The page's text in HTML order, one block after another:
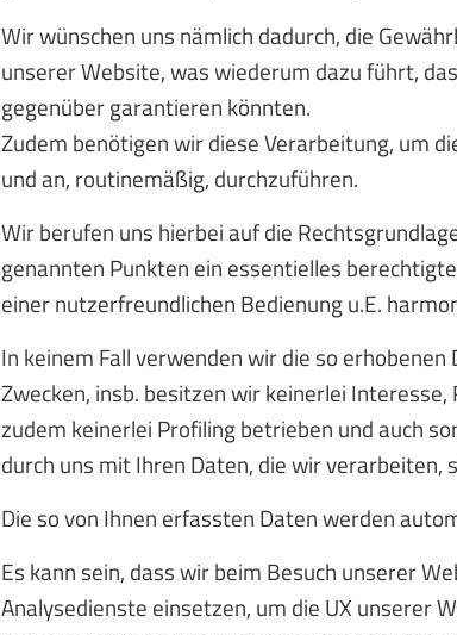
Wir wünschen uns nämlich dadurch, die
unserer Website, was wiederum dazu führt,
gegenüber garantieren könnten.
Zudem benötigen wir diese Verarbeitung, um
und an, routinemäßig, durchzuführen.
Wir berufen uns hierbei auf die
genannten Punkten ein essentielles
einer nutzerfreundlichen Bedienung u.E.
In keinem Fall verwenden wir die so
Zwecken, insb. besitzen wir keinerlei
zudem keinerlei Profiling betrieben und auch
durch uns mit Ihren Daten, die wir verarbeiten,
Die so von Ihnen erfassten Daten werden
Es kann sein, dass wir beim Besuch unserer
Analysedienste einsetzen, um die UX unserer